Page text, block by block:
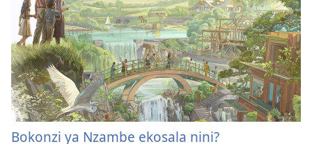
Bokonzi ya Nzambe ekosala nini?